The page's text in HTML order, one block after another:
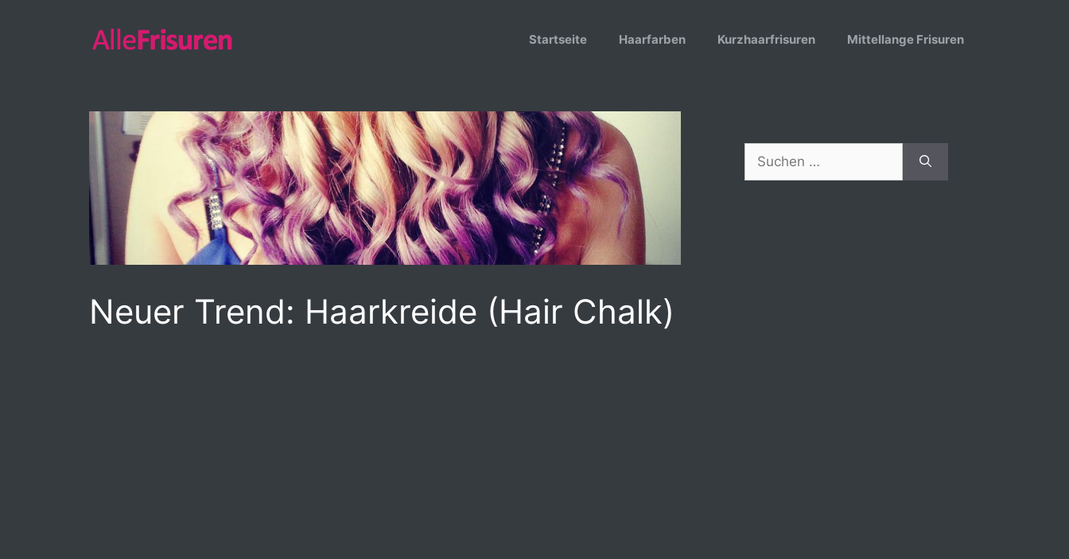
Startseite Haarfarben Kurzhaarfrisuren Mittellange Frisuren
Neuer Trend: Haarkreide (Hair Chalk)
Suchen
nach: